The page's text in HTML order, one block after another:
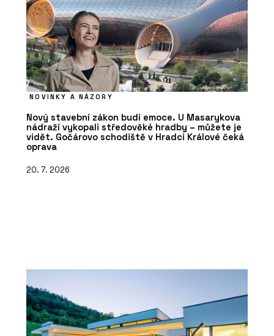
NOVINKY A NÁZORY
Nový stavební zákon budí emoce. U Masarykova
nádraží vykopali středověké hradby – můžete je
vidět. Gočárovo schodiště v Hradci Králové čeká
oprava
20. 7. 2026